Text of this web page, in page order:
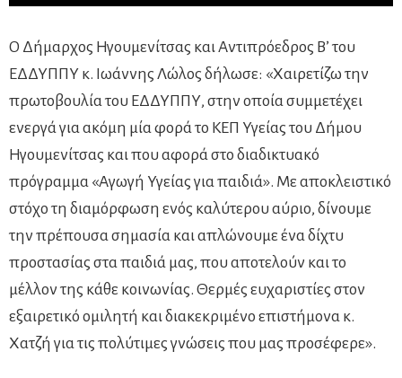
Ο Δήμαρχος Ηγουμενίτσας και Αντιπρόεδρος Β’ του
ΕΔΔΥΠΠΥ κ. Ιωάννης Λώλος δήλωσε: «Χαιρετίζω την
πρωτοβουλία του ΕΔΔΥΠΠΥ, στην οποία συμμετέχει
ενεργά για ακόμη μία φορά το ΚΕΠ Υγείας του Δήμου
Ηγουμενίτσας και που αφορά στο διαδικτυακό
πρόγραμμα «Αγωγή Υγείας για παιδιά». Με αποκλειστικό
στόχο τη διαμόρφωση ενός καλύτερου αύριο, δίνουμε
την πρέπουσα σημασία και απλώνουμε ένα δίχτυ
προστασίας στα παιδιά μας, που αποτελούν και το
μέλλον της κάθε κοινωνίας. Θερμές ευχαριστίες στον
εξαιρετικό ομιλητή και διακεκριμένο επιστήμονα κ.
Χατζή για τις πολύτιμες γνώσεις που μας προσέφερε».